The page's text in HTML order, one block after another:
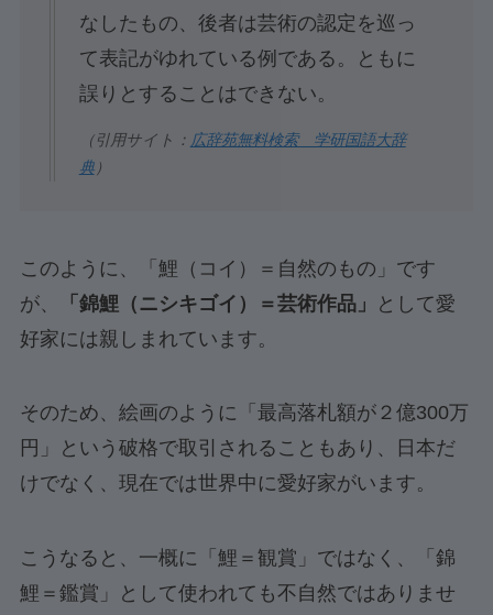
なしたもの、後者は芸術の認定を巡っ
て表記がゆれている例である。ともに
誤りとすることはできない。
（引用サイト： 広辞苑無料検索 学研国語大辞
典）
このように、「鯉（コイ）＝自然のもの」です
が、
「錦鯉（ニシキゴイ）＝芸術作品」
として愛
好家には親しまれています。
そのため、絵画のように「最高落札額が２億300万
円」という破格で取引されることもあり、日本だ
けでなく、現在では世界中に愛好家がいます。
こうなると、一概に「鯉＝観賞」ではなく、「錦
鯉＝鑑賞」として使われても不自然ではありませ